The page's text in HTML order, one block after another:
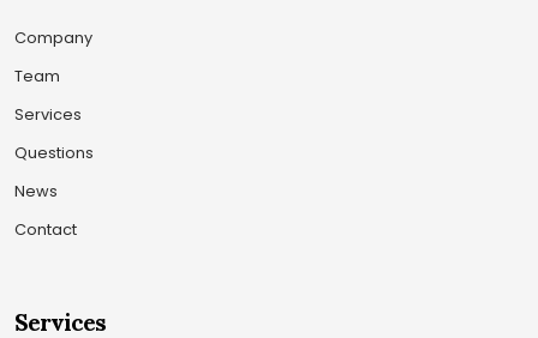
Company
Team
Services
Questions
News
Contact
Services